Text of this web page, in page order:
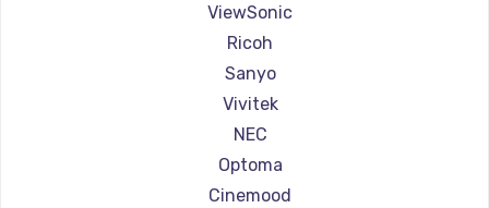
ViewSonic
Ricoh
Sanyo
Vivitek
NEC
Optoma
Cinemood